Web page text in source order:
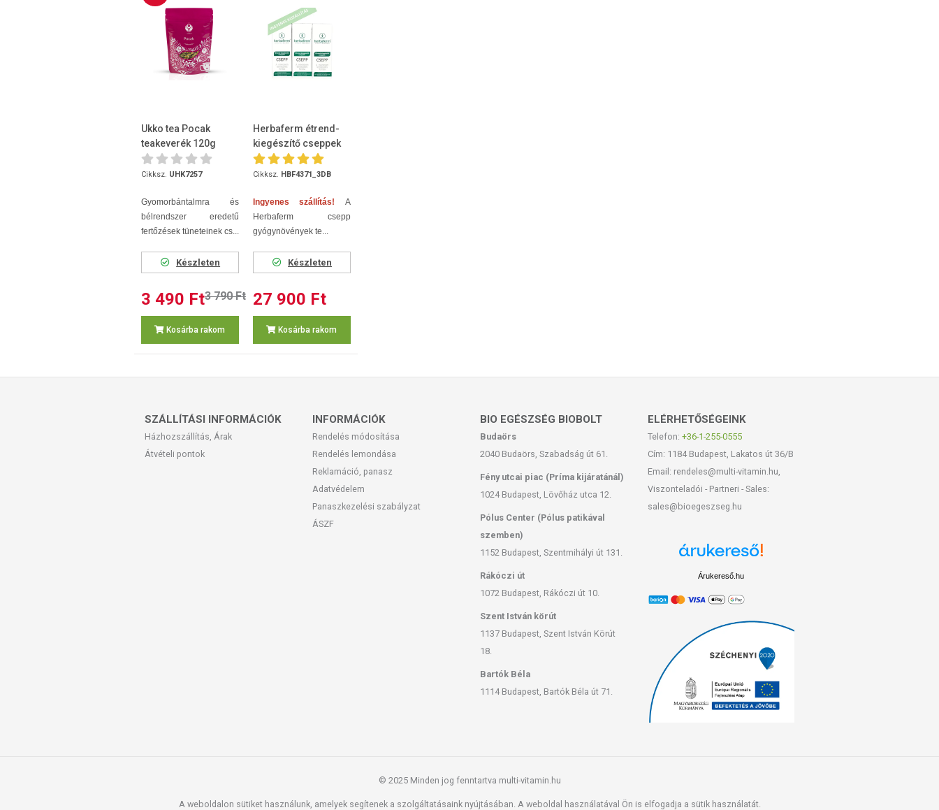
Ukko tea Pocak
teakeverék 120g
Cikksz. UHK7257
Gyomorbántalmra és
bélrendszer eredetű
fertőzések tüneteinek cs...
Készleten
3 490 Ft3 790 Ft
Kosárba rakom
Herbaferm étrend-
kiegészítő cseppek
3x30ml ingyene...
Cikksz. HBF4371_3DB
Ingyenes szállítás! A
Herbaferm csepp
gyógynövények te...
Készleten
27 900 Ft
Kosárba rakom
SZÁLLÍTÁSI INFORMÁCIÓK
Házhozszállítás, Árak
Átvételi pontok
INFORMÁCIÓK
Rendelés módosítása
Rendelés lemondása
Reklamáció, panasz
Adatvédelem
Panaszkezelési szabályzat
ÁSZF
BIO EGÉSZSÉG BIOBOLT
Budaörs
2040 Budaörs, Szabadság út 61.
Fény utcai piac (Príma kijáratánál)
1024 Budapest, Lövőház utca 12.
Pólus Center (Pólus patikával
szemben)
1152 Budapest, Szentmihályi út 131.
Rákóczi út
1072 Budapest, Rákóczi út 10.
Szent István körút
1137 Budapest, Szent István Körút
18.
Bartók Béla
1114 Budapest, Bartók Béla út 71.
ELÉRHETŐSÉGEINK
Telefon: +36-1-255-0555
Cím: 1184 Budapest, Lakatos út 36/B
Email: rendeles@multi-vitamin.hu,
Viszonteladói - Partneri - Sales:
sales@bioegeszseg.hu
Árukereső.hu
© 2025 Minden jog fenntartva multi-vitamin.hu
A weboldalon sütiket használunk, amelyek segítenek a szolgáltatásaink nyújtásában. A weboldal használatával Ön is elfogadja a sütik használatát.